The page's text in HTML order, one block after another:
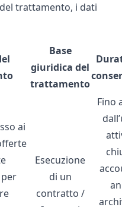
trattamento, i dati
Base
giuridica del
trattamento
ai
Esecuzione
di un
contratto /
Fino